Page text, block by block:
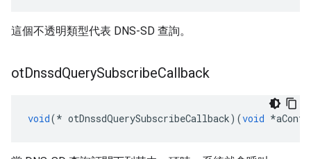
這個不透明類型代表 DNS-SD 查詢。
otDnssdQuerySubscribeCallback
void(* otDnssdQuerySubscribeCallback)(void *